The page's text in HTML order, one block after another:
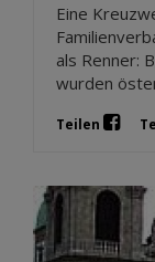
Eine
als Renner:
wurden
Teilen